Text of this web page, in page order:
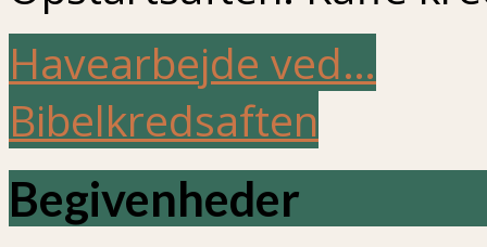
Havearbejde ved…
Bibelkredsaften
Begivenheder